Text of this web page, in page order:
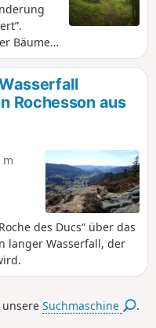
Bäume
mit
und dem
setzt
von vier
Rochesson aus
m
des Ducs“ über das
langer Wasserfall, der
unsereSuchmaschine .